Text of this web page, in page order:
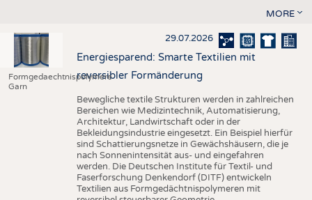
MORE
Formgedaechtnispolymere
Garn
29.07.2026
Energiesparend: Smarte Textilien mit
reversibler Formänderung
Bewegliche textile Strukturen werden in zahlreichen
Bereichen wie Medizintechnik, Automatisierung,
Architektur, Landwirtschaft oder in der
Bekleidungsindustrie eingesetzt. Ein Beispiel hierfür
sind Schattierungsnetze in Gewächshäusern, die je
nach Sonnenintensität aus- und eingefahren
werden. Die Deutschen Institute für Textil- und
Faserforschung Denkendorf (DITF) entwickeln
Textilien aus Formgedächtnispolymeren mit